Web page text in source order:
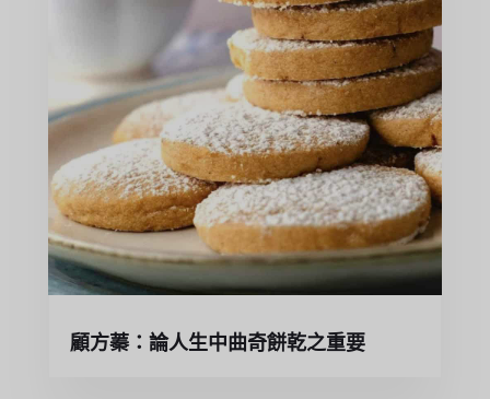
顧方蓁：論人生中曲奇餅乾之重要